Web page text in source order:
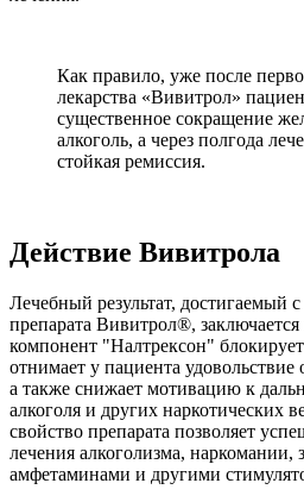
Как правило, уже после
лекарства «Вивитрол»
существенное сокращение
алкоголь, а через полгода
стойкая ремиссия.
Действие Вивитрола
Лечебный результат, достигаемый
препарата Вивитрол®,
компонент "Налтрексон"
отнимает у пациента удовольствие
а также снижает мотивацию к
алкоголя и других наркотических
свойство препарата позволяет
лечения алкоголизма, наркомании,
амфетаминами и другими